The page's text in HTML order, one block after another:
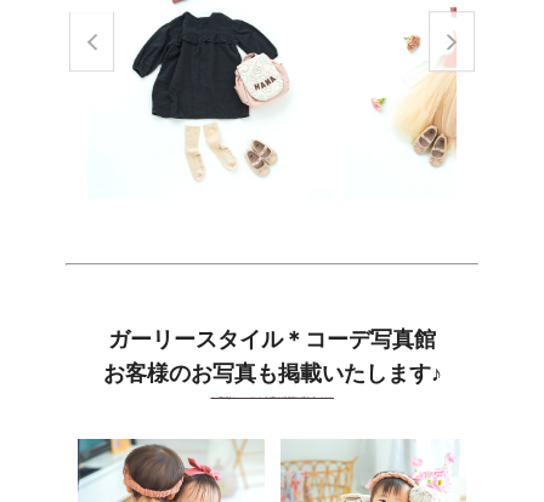
ガーリースタイル＊コーデ写真館
お客様のお写真も掲載いたします♪